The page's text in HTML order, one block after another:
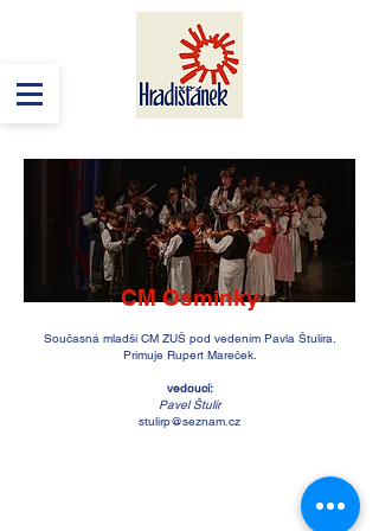
CM Osminky
Současná mladší CM ZUŠ pod vedením Pavla Štulíra.
Primuje Rupert Mareček.
vedoucí:
Pavel Štulír
stulirp@seznam.cz